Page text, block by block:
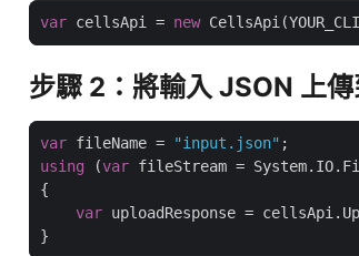
var cellsApi = new
步驟 2：將輸入 JSON 上傳
var fileName = "input.json"
using (var
var uploadResponse =